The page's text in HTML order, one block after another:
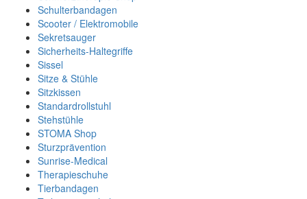
Schulterbandagen
Scooter / Elektromobile
Sekretsauger
Sicherheits-Haltegriffe
Sissel
Sitze & Stühle
Sitzkissen
Standardrollstuhl
Stehstühle
STOMA Shop
Sturzprävention
Sunrise-Medical
Therapieschuhe
Tierbandagen